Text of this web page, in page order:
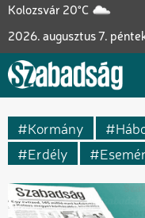
Ugrás
tartalomra
Kolozsvár 20°C
2026. augusztus 7.
Kormány
Erdély